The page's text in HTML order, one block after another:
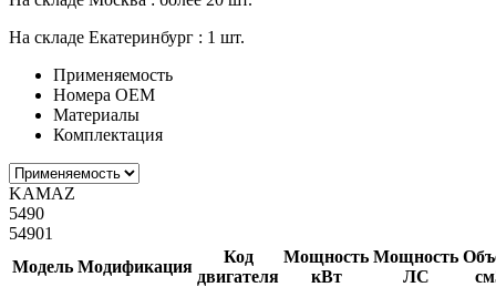
На складе Екатеринбург : 1 шт.
Применяемость
Номера ОЕМ
Материалы
Комплектация
KAMAZ
5490
54901
Модель Модификация
Код
двигателя
Мощность
кВт
Мощность
ЛС